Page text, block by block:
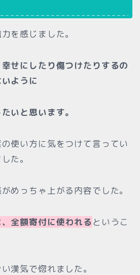
を感じました。
せにしたり傷つけたりするの
ように
いと思います。
使い方に気をつけて言ってい
た。
めっちゃ上がる内容でした。
全額寄付に使われる というこ
漢気で惚れました。